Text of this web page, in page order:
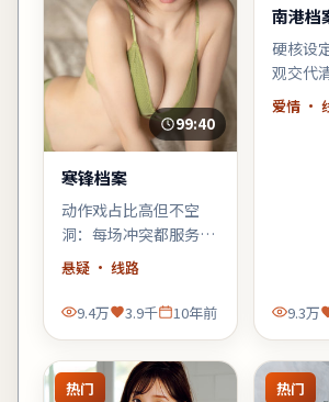
99:40
寒锋档案
动作戏占比高但不空
洞：每场冲突都服务于
人物弧光，郭帆擅长的
群像调度在此片依然
稳。
悬疑· 线路
9.4万 3.9千 10年前
南港档
硬核设
观交代
尾回收
图式叙
爱情 ·
9.3万
热门 热门